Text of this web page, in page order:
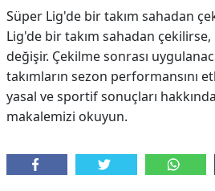
Süper Lig'de bir takım sahadan
Lig'de bir takım sahadan
değişir. Çekilme sonrası
takımların sezon performansını
yasal ve sportif sonuçları
makalemizi okuyun.